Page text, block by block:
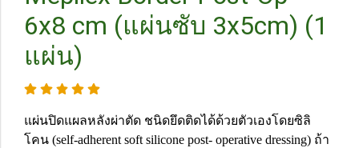
6x8 cm (แผ่นซับ 3x5cm) (1
แผ่น)
แผ่นปิดแผลหลังผ่าตัด ชนิดยึดติดได้ด้วยตัวเองโดยซิลิ
โคน (self-adherent soft silicone post- operative dressing) ถ้า